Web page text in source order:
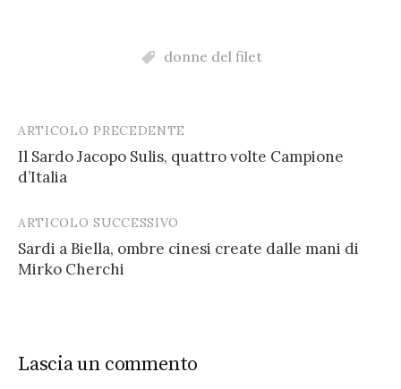
donne del filet
Post
navigation
ARTICOLO PRECEDENTE
Il Sardo Jacopo Sulis, quattro volte Campione
d’Italia
ARTICOLO SUCCESSIVO
Sardi a Biella, ombre cinesi create dalle mani di
Mirko Cherchi
Lascia un commento